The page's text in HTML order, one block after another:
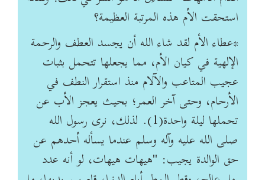
استحقت الأم هذه المرتبة العظيمة؟
*عطاء الأم‏ لقد شاء الله أن يجسد العطف والرحمة
الإلهية في كيان الأم، مما يجعلها تتحمل بثبات
عجيب المتاعب والآلام منذ استقرار النطف في
الأرحام، وحتى آخر العمر؛ بحيث يعجز الأب عن
تحملها ليلة واحدة(1). لذلك، نرى رسول الله
صلى الله عليه وآله وسلم عندما يسأله أحدهم عن
حق الوالدة يجيب: "هيهات هيهات، لو أنه عدد